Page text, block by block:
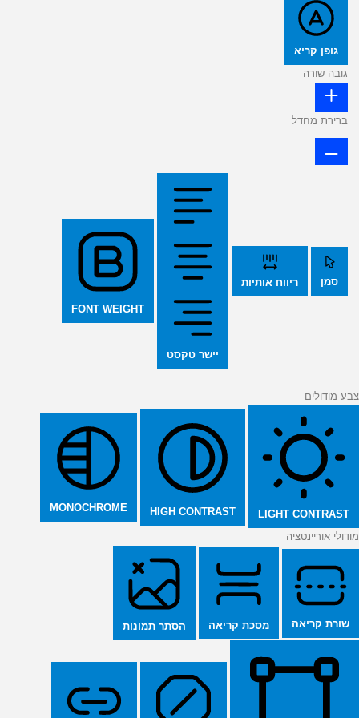
גופן קריא
גובה שורה
ברירת מחדל
סמן ריווח אותיות
יישר טקסט
FONT WEIGHT
צבע מודולים
LIGHT CONTRAST
HIGH CONTRAST
MONOCHROME
מודולי אוריינטציה
שורת קריאה מסכת קריאה הסתר תמונות